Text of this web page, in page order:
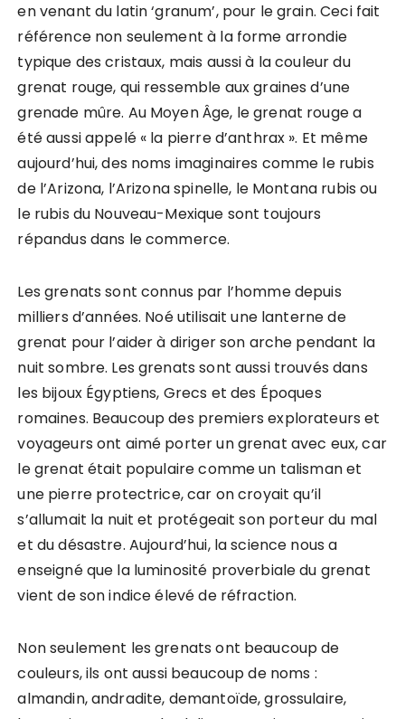
en venant du latin ‘granum’, pour le grain. Ceci fait
référence non seulement à la forme arrondie
typique des cristaux, mais aussi à la couleur du
grenat rouge, qui ressemble aux graines d’une
grenade mûre. Au Moyen Âge, le grenat rouge a
été aussi appelé « la pierre d’anthrax ». Et même
aujourd’hui, des noms imaginaires comme le rubis
de l’Arizona, l’Arizona spinelle, le Montana rubis ou
le rubis du Nouveau-Mexique sont toujours
répandus dans le commerce.
Les grenats sont connus par l’homme depuis
milliers d’années. Noé utilisait une lanterne de
grenat pour l’aider à diriger son arche pendant la
nuit sombre. Les grenats sont aussi trouvés dans
les bijoux Égyptiens, Grecs et des Époques
romaines. Beaucoup des premiers explorateurs et
voyageurs ont aimé porter un grenat avec eux, car
le grenat était populaire comme un talisman et
une pierre protectrice, car on croyait qu’il
s’allumait la nuit et protégeait son porteur du mal
et du désastre. Aujourd’hui, la science nous a
enseigné que la luminosité proverbiale du grenat
vient de son indice élevé de réfraction.
Non seulement les grenats ont beaucoup de
couleurs, ils ont aussi beaucoup de noms :
almandin, andradite, demantoïde, grossulaire,